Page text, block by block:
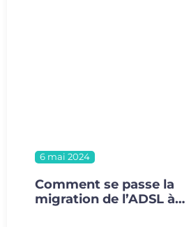
6 mai 2024
Comment se passe la
migration de l’ADSL à…